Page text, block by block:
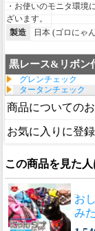
・お使いのモニタ環境
ざいます。
製造
日本 (ゴロにゃ
黒レース&リボン
グレンチェック
タータンチェック
商品についての
お気に入りに登録
この商品を見た
お
み